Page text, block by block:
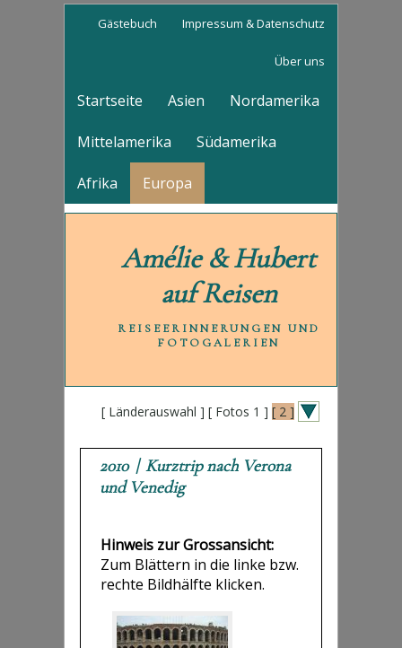
Impressum & Datenschutz
Gästebuch
Über uns
Startseite Asien Nordamerika
Mittelamerika Südamerika
Afrika Europa
Amélie & Hubert
auf Reisen
REISEERINNERUNGEN UND
FOTOGALERIEN
[ Länderauswahl ] [ Fotos 1 ] [ 2 ]
2010 | Kurztrip nach Verona
und Venedig
Hinweis zur Grossansicht:
Zum Blättern in die linke bzw.
rechte Bildhälfte klicken.